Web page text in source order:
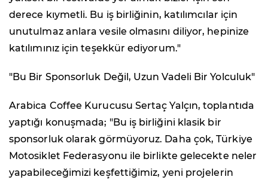
derece kıymetli. Bu iş birliğinin, katılımcılar için
unutulmaz anlara vesile olmasını diliyor, hepinize
katılımınız için teşekkür ediyorum."
"Bu Bir Sponsorluk Değil, Uzun Vadeli Bir Yolculuk"
Arabica Coffee Kurucusu Sertaç Yalçın, toplantıda
yaptığı konuşmada; "Bu iş birliğini klasik bir
sponsorluk olarak görmüyoruz. Daha çok, Türkiye
Motosiklet Federasyonu ile birlikte gelecekte neler
yapabileceğimizi keşfettiğimiz, yeni projelerin